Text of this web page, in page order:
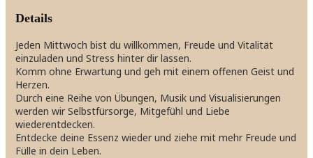
Details
Jeden Mittwoch bist du willkommen, Freude und Vitalität
einzuladen und Stress hinter dir lassen.
Komm ohne Erwartung und geh mit einem offenen Geist und
Herzen.
Durch eine Reihe von Übungen, Musik und Visualisierungen
werden wir Selbstfürsorge, Mitgefühl und Liebe
wiederentdecken.
Entdecke deine Essenz wieder und ziehe mit mehr Freude und
Fülle in dein Leben.